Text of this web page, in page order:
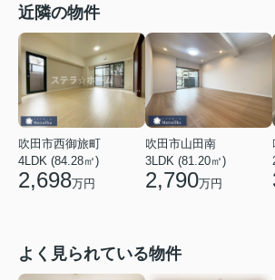
近隣の物件
吹田市西御旅町
4LDK (84.28㎡)
2,698万円
吹田市山田南
3LDK (81.20㎡)
2,790万円
よく見られている物件